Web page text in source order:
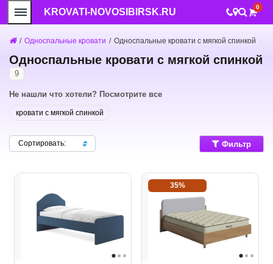
KROVATI-NOVOSIBIRSK.RU 0
/ Односпальные кровати / Односпальные кровати с мягкой спинкой
Односпальные кровати с мягкой спинкой
9
Не нашли что хотели? Посмотрите все
кровати с мягкой спинкой
Сортировать: Фильтр
35%